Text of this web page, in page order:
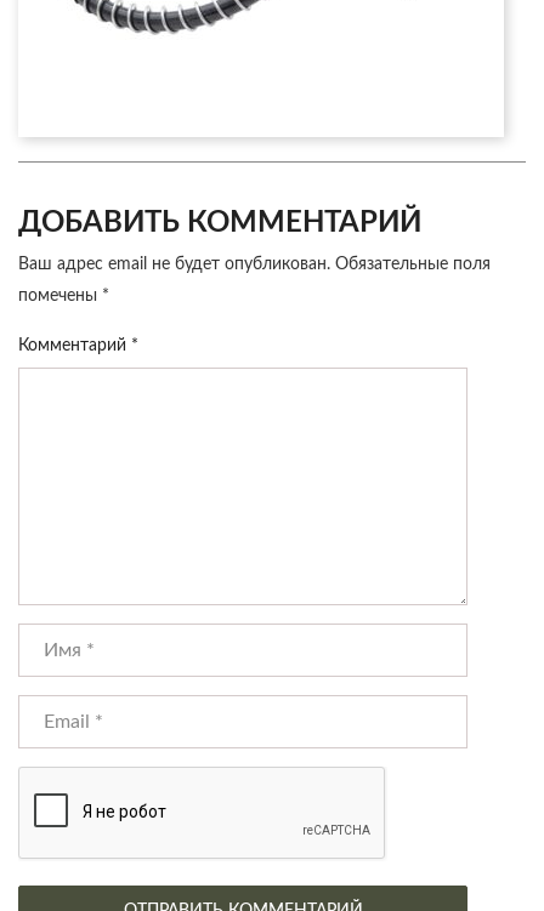
ДОБАВИТЬ КОММЕНТАРИЙ
Ваш адрес email не будет опубликован. Обязательные поля
помечены *
Комментарий *